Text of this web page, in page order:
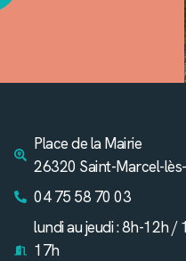
Place de la Mairie
26320 Saint-Marcel-
04 75 58 70 03
lundi au jeudi : 8h-12h /
17h